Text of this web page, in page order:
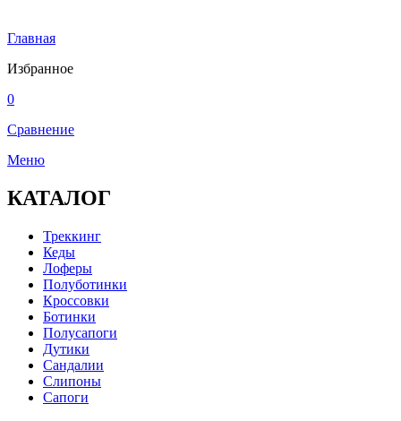
Главная
Избранное
0
Сравнение
Меню
КАТАЛОГ
Треккинг
Кеды
Лоферы
Полуботинки
Кроссовки
Ботинки
Полусапоги
Дутики
Сандалии
Слипоны
Сапоги